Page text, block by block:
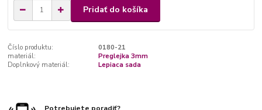
Pridať do košíka
Číslo produktu:
0180-21
materiál:
Preglejka 3mm
Doplnkový materiál:
Lepiaca sada